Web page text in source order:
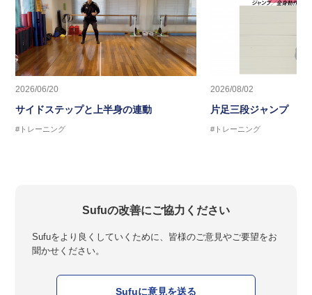
2026/06/20
サイドステップと上半身の連動
#トレーニング
2026/08/02
片足三段ジャンプ
#トレーニング
Sufuの改善にご協力ください
Sufuをより良くしていくために、皆様のご意見やご要望をお
聞かせください。
Sufuに意見を送る